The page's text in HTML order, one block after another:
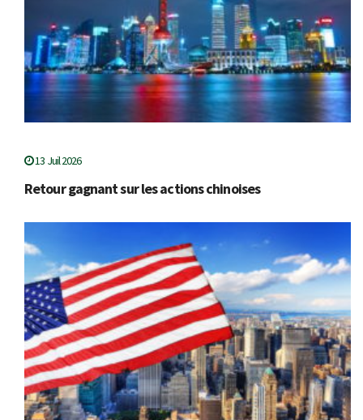
13 Juil 2026
Retour gagnant sur les actions chinoises